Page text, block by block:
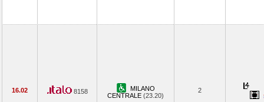
16.02 8158
MILANO
CENTRALE (23.20)
2